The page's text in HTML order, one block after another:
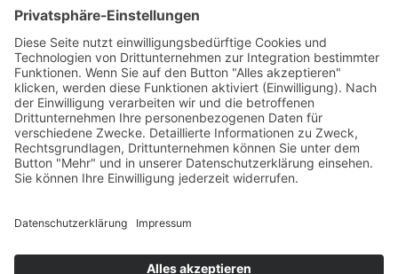
Juni 2015
Mai 2015
April 2015
März 2015
Januar 2015
Meta
Anmelden